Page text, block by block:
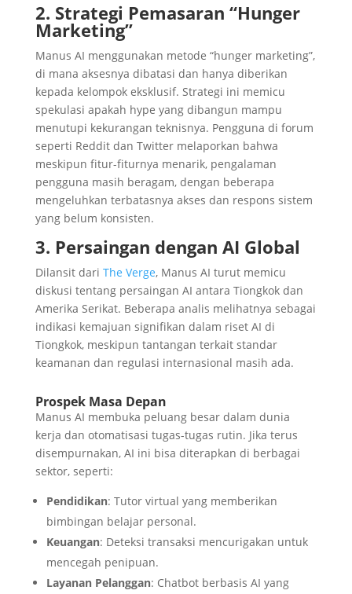
2. Strategi Pemasaran “Hunger
Marketing”
Manus AI menggunakan metode “hunger marketing”,
di mana aksesnya dibatasi dan hanya diberikan
kepada kelompok eksklusif. Strategi ini memicu
spekulasi apakah hype yang dibangun mampu
menutupi kekurangan teknisnya. Pengguna di forum
seperti Reddit dan Twitter melaporkan bahwa
meskipun fitur-fiturnya menarik, pengalaman
pengguna masih beragam, dengan beberapa
mengeluhkan terbatasnya akses dan respons sistem
yang belum konsisten.
3. Persaingan dengan AI Global
Dilansit dari The Verge, Manus AI turut memicu
diskusi tentang persaingan AI antara Tiongkok dan
Amerika Serikat. Beberapa analis melihatnya sebagai
indikasi kemajuan signifikan dalam riset AI di
Tiongkok, meskipun tantangan terkait standar
keamanan dan regulasi internasional masih ada.
Prospek Masa Depan
Manus AI membuka peluang besar dalam dunia
kerja dan otomatisasi tugas-tugas rutin. Jika terus
disempurnakan, AI ini bisa diterapkan di berbagai
sektor, seperti:
Pendidikan: Tutor virtual yang memberikan
bimbingan belajar personal.
Keuangan: Deteksi transaksi mencurigakan untuk
mencegah penipuan.
Layanan Pelanggan: Chatbot berbasis AI yang